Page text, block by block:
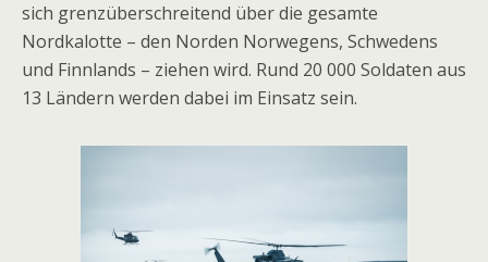
sich grenzüberschreitend über die gesamte
Nordkalotte – den Norden Norwegens, Schwedens
und Finnlands – ziehen wird. Rund 20 000 Soldaten aus
13 Ländern werden dabei im Einsatz sein.